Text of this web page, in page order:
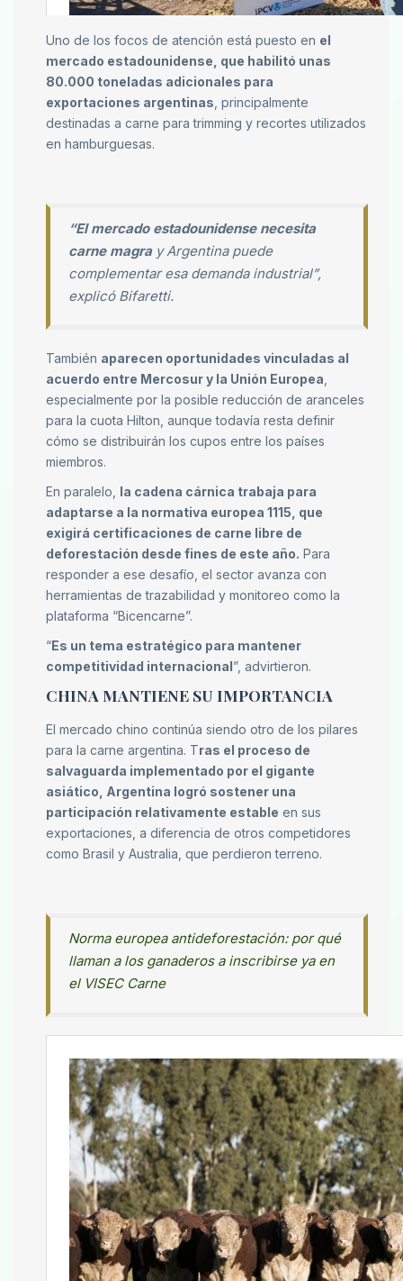
Uno de los focos de atención está puesto en el
mercado estadounidense, que habilitó unas
80.000 toneladas adicionales para
exportaciones argentinas , principalmente
destinadas a carne para trimming y recortes utilizados
en hamburguesas.
“El mercado estadounidense necesita
carne magray Argentina puede
complementar esa demanda industrial”,
explicó Bifaretti.
También aparecen oportunidades vinculadas al
acuerdo entre Mercosur y la Unión Europea
especialmente por la posible reducción de aranceles
para la cuota Hilton, aunque todavía resta definir
cómo se distribuirán los cupos entre los países
miembros.
En paralelo, la cadena cárnica trabaja para
adaptarse a la normativa europea 1115, que
exigirá certificaciones de carne libre de
deforestación desde fines de este año. Para
responder a ese desafío, el sector avanza con
herramientas de trazabilidad y monitoreo como la
plataforma “Bicencarne”.
“Es un tema estratégico para mantener
competitividad internacional”, advirtieron.
CHINA MANTIENE SU IMPORTANCIA
El mercado chino continúa siendo otro de los pilares
para la carne argentina. Tras el proceso de
salvaguarda implementado por el gigante
asiático, Argentina logró sostener una
participación relativamente estable en sus
exportaciones, a diferencia de otros competidores
como Brasil y Australia, que perdieron terreno.
Norma europea antideforestación: por qué
llaman a los ganaderos a inscribirse ya en
el VISEC Carne